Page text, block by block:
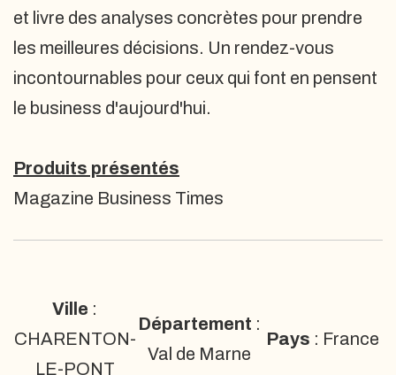
et livre des analyses concrètes pour prendre
les meilleures décisions. Un rendez-vous
incontournables pour ceux qui font en pensent
le business d'aujourd'hui.
Produits présentés
Magazine Business Times
Ville :
CHARENTON-
LE-PONT
Département :
Val de Marne
Pays : France